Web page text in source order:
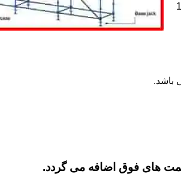
ریال و مازاد بر 5 طبقه و با 15